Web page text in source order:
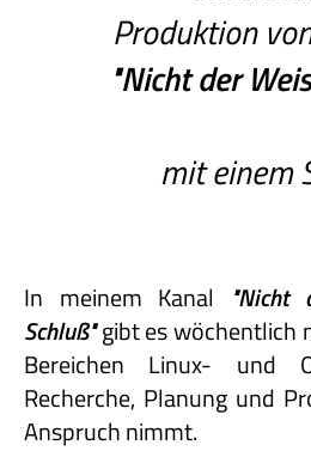
Produktion
"Nichtder
mit einem
In meinem Kanal "Nicht
Schluß"gibt es wöchentlich
Bereichen Linux- und
Recherche, Planung und
Anspruch nimmt.